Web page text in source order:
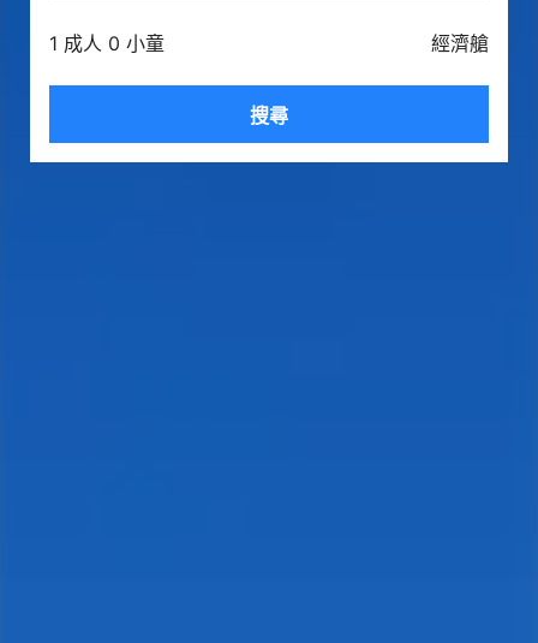
1 成人 0 小童 經濟艙
搜尋